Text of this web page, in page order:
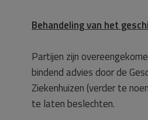
Behandeling van het
Partijen zijn
bindend advies door de
Ziekenhuizen (verder te
te laten beslechten.